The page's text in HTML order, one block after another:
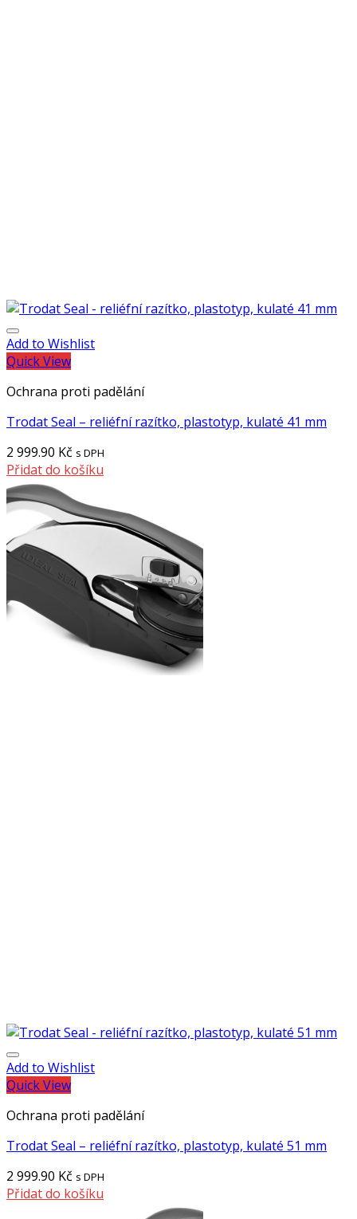
Add to Wishlist
Quick View
Ochrana proti padělání
Trodat Seal – reliéfní razítko, plastotyp, kulaté 41 mm
2 999.90 Kč s DPH
Přidat do košíku
Add to Wishlist
Quick View
Ochrana proti padělání
Trodat Seal – reliéfní razítko, plastotyp, kulaté 51 mm
2 999.90 Kč s DPH
Přidat do košíku